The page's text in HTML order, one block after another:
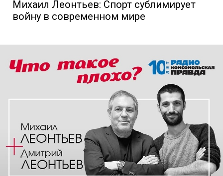
Михаил Леонтьев: Спорт сублимирует
войну в современном мире